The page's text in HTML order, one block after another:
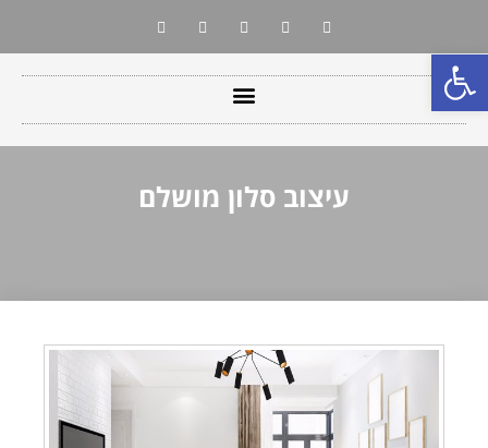
פתח סרגל נגישות
עיצוב סלון מושלם